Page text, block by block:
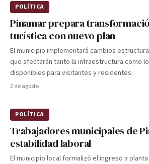
POLÍTICA
Pinamar prepara
turística con nuevo plan
El municipio implementará cambios
que afectarán tanto la infraestructura como
disponibles para visitantes y residentes.
2 de agosto
POLÍTICA
Trabajadores municipales de
estabilidad laboral
El municipio local formalizó el ingreso a